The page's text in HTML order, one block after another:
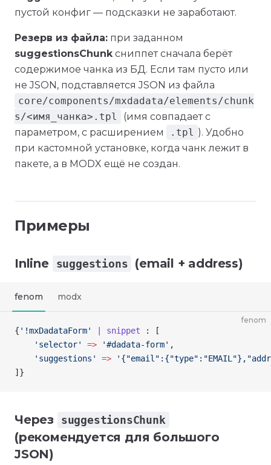
пустой конфиг — подсказки не заработают.
Резерв из файла: при заданном
suggestionsChunkсниппет сначала берёт
содержимое чанка из БД. Если там пусто или
не JSON, подставляется JSON из файла
core/components/mxdadata/elements/chunk
s/<имя_чанка>.tpl
(имя совпадает с
параметром, с расширением
.tpl ). Удобно
при кастомной установке, когда чанк лежит в
пакете, а в MODX ещё не создан.
Примеры
Inline suggestions (email + address)
fenom modx
fenom
{ '!mxDadataForm' | snippet : [
    'selector'
=> '#dadata-form' ,
    'suggestions'
=> ' {"email": {"type":"EMAIL"}
] }
Через suggestionsChunk
(рекомендуется для большого
JSON)